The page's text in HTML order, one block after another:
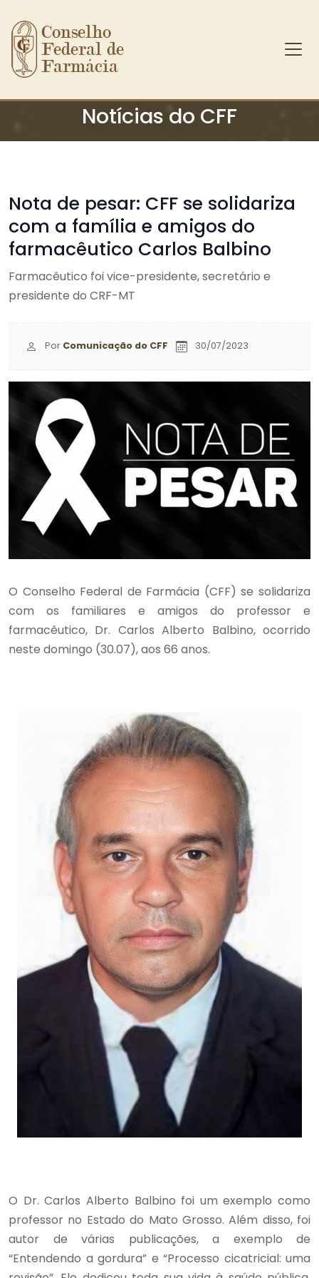
Ir para o conteúdo principal
Conselho
Federal de
Farmácia
Notícias do CFF
Nota de pesar: CFF se solidariza
com a família e amigos do
farmacêutico Carlos Balbino
Farmacêutico foi vice-presidente, secretário e
presidente do CRF-MT
Por Comunicação do CFF 30/07/2023
O Conselho Federal de Farmácia (CFF) se solidariza
com os familiares e amigos do professor e
farmacêutico, Dr. Carlos Alberto Balbino, ocorrido
neste domingo (30.07), aos 66 anos.
O Dr. Carlos Alberto Balbino foi um exemplo como
professor no Estado do Mato Grosso. Além disso, foi
autor de várias publicações, a exemplo de
“Entendendo a gordura” e “Processo cicatricial: uma